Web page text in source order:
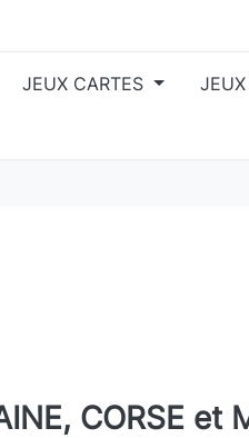
JEUX CARTES
CORSE et